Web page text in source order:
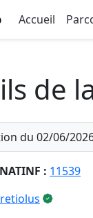
Accueil
de
du 02/06/
: 11539
retiolus